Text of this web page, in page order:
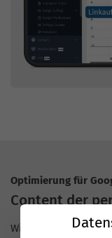
Optimierung für
Content der
Wir schreibenSEO-